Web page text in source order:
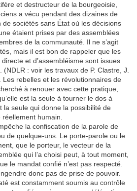
et destructeur de la bourgeoisie,
a vécu pendant des dizaines de
de sociétés sans État où les décisions
étaient prises par des assemblées
de la communauté. Il ne s’agit
mais il est bon de rappeler que les
et d’assembléisme sont issues
: voir les travaux de P. Clastre, J.
Les rebelles et les révolutionnaires de
à renouer avec cette pratique,
est la seule à tourner le dos à
la seule qui donne la possibilité de
humain.
la confiscation de la parole de
de quelque-uns. Le porte-parole ou le
que le porteur, le vecteur de la
qui l’a choisi peut, à tout moment,
le mandat confié n’est pas respecté.
donc pas de prise de pouvoir.
est constamment soumis au contrôle